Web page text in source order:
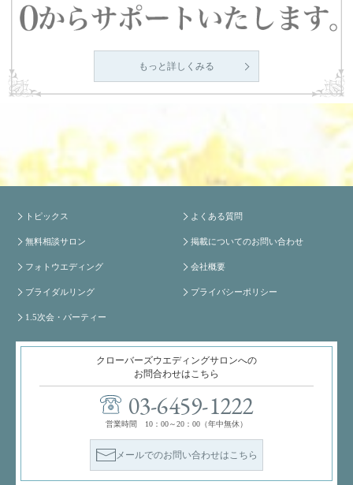
もっと詳しくみる
トピックス
無料相談サロン
フォトウエディング
ブライダルリング
1.5次会・パーティー
よくある質問
掲載についてのお問い合わせ
会社概要
プライバシーポリシー
クローバーズウエディングサロンへの
お問合わせはこちら
03-6459-1222
営業時間 10：00～20：00（年中無休）
メールでのお問い合わせはこちら